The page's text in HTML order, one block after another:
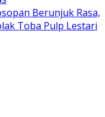
Berunjuk Rasa,
Toba Pulp Lestari